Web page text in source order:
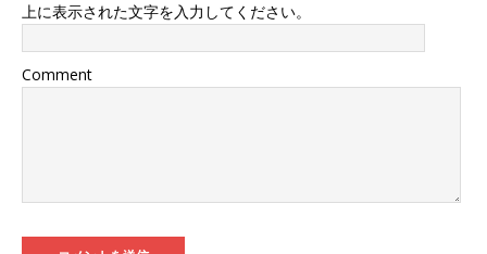
上に表示された文字を入力してください。
Comment